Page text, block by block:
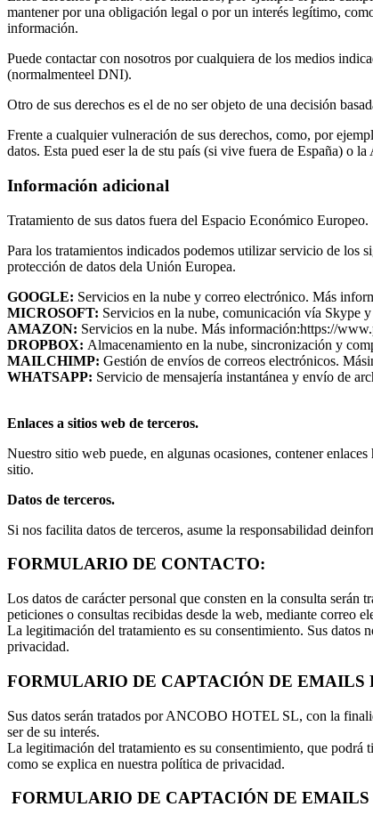
mantener por una obligación legal o por un interés legítimo,
información.
Puede contactar con nosotros por cualquiera de los medios
(normalmenteel DNI).
Otro de sus derechos es el de no ser objeto de una decisión
Frente a cualquier vulneración de sus derechos, como, por
datos. Esta pued eser la de stu país (si vive fuera de España) o
Información adicional
Tratamiento de sus datos fuera del Espacio Económico Europeo.
Para los tratamientos indicados podemos utilizar servicio de los
protección de datos dela Unión Europea.
GOOGLE: Servicios en la nube y correo electrónico. Más
MICROSOFT: Servicios en la nube, comunicación vía
AMAZON: Servicios en la nube. Más información:https://
DROPBOX: Almacenamiento en la nube, sincronización y
MAILCHIMP: Gestión de envíos de correos electrónicos.
WHATSAPP: Servicio de mensajería instantánea y envío de
Enlaces a sitios web de terceros.
Nuestro sitio web puede, en algunas ocasiones, contener
sitio.
Datos de terceros.
Si nos facilita datos de terceros, asume la responsabilidad
FORMULARIO DE CONTACTO:
Los datos de carácter personal que consten en la consulta
peticiones o consultas recibidas desde la web, mediante correo
La legitimación del tratamiento es su consentimiento. Sus datos
privacidad.
FORMULARIO DE CAPTACIÓN DE
Sus datos serán tratados por ANCOBO HOTEL SL, con la
ser de su interés.
La legitimación del tratamiento es su consentimiento, que podrá
como se explica en nuestra política de privacidad.
FORMULARIO DE CAPTACIÓN DE